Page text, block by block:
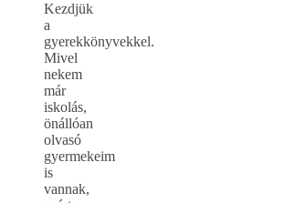
Kezdjük
a
gyerekkönyvekkel.
Mivel
nekem
már
iskolás,
önállóan
olvasó
gyermekeim
is
vannak,